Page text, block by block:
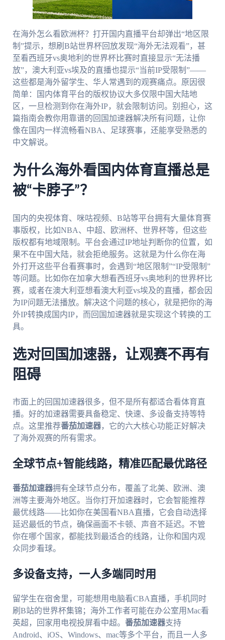
在海外怎么看欧洲杯？打开国内直播平台却弹出“地区限
制”提示，想刷B站世界杯回放发现“海外无法观看”，甚
至看西班牙vs奥地利的世界杯比赛时直接显示“无法播
放”，澳大利亚vs埃及的直播也提示“当前IP受限制”——
这些都是海外留学生、华人常遇到的观赛痛点。原因很
简单：国内体育平台的版权协议大多仅限中国大陆地
区，一旦检测到你在海外IP，就会限制访问。别担心，这
篇指南会教你用靠谱的回国加速器解决所有问题，让你
像在国内一样流畅看NBA、足球赛事，还能享受熟悉的
中文解说。
为什么海外看国内体育直播总是
被“卡脖子”？
国内的央视体育、咪咕视频、B站等平台拥有大量体育赛
事版权，比如NBA、中超、欧洲杯、世界杯等，但这些
版权都有地域限制。平台会通过IP地址判断你的位置，如
果不在中国大陆，就会拒绝服务。这就是为什么你在海
外打开这些平台看赛事时，会遇到“地区限制”“IP受限制”
等问题。比如你在加拿大想看西班牙vs奥地利的世界杯比
赛，或者在澳大利亚想看澳大利亚vs埃及的直播，都会因
为IP问题无法播放。解决这个问题的核心，就是把你的海
外IP转换成国内IP，而回国加速器就是实现这个转换的工
具。
选对回国加速器，让观赛不再有
阻碍
市面上的回国加速器很多，但不是所有都适合看体育直
播。好的加速器需要具备稳定、快速、多设备支持等特
点。这里推荐番茄加速器，它的六大核心功能正好解决
了海外观赛的所有需求。
全球节点+智能线路，精准匹配最优路径
番茄加速器拥有全球节点分布，覆盖了北美、欧洲、澳
洲等主要海外地区。当你打开加速器时，它会智能推荐
最优线路——比如你在美国看NBA直播，它会自动选择
延迟最低的节点，确保画面不卡顿、声音不延迟。不管
你在哪个国家，都能找到最适合的线路，让你和国内观
众同步看球。
多设备支持，一人多端同时用
留学生在宿舍里，可能想用电脑看CBA直播，手机同时
刷B站的世界杯集锦；海外工作者可能在办公室用Mac看
英超，回家用电视投屏看中超。 番茄加速器支持
Android、iOS、Windows、mac等多个平台，而且一人多